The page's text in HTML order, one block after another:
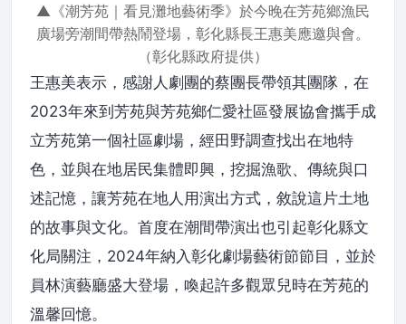
▲《潮芳苑｜看見灘地藝術季》於今晚在芳苑鄉漁民
廣場旁潮間帶熱鬧登場，彰化縣長王惠美應邀與會。
（彰化縣政府提供）
王惠美表示，感謝人劇團的蔡團長帶領其團隊，在
2023年來到芳苑與芳苑鄉仁愛社區發展協會攜手成
立芳苑第一個社區劇場，經田野調查找出在地特
色，並與在地居民集體即興，挖掘漁歌、傳統與口
述記憶，讓芳苑在地人用演出方式，敘說這片土地
的故事與文化。首度在潮間帶演出也引起彰化縣文
化局關注，2024年納入彰化劇場藝術節節目，並於
員林演藝廳盛大登場，喚起許多觀眾兒時在芳苑的
溫馨回憶。